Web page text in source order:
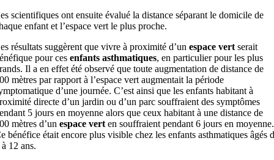
scientifiques ont ensuite évalué la distance séparant le domicile de
enfant et l’espace vert le plus proche.
résultats suggèrent que vivre à proximité d’un espace vertserait
pour ces enfants asthmatiques, en particulier pour les plus
Il a en effet été observé que toute augmentation de distance de
mètres par rapport à l’espace vert augmentait la période
d’une journée. C’est ainsi que les enfants habitant à
directe d’un jardin ou d’un parc souffraient des symptômes
5 jours en moyenne alors que ceux habitant à une distance de
mètres d’un espace verten souffraient pendant 6 jours en moyenne.
bénéfice était encore plus visible chez les enfants asthmatiques âgés
12 ans.